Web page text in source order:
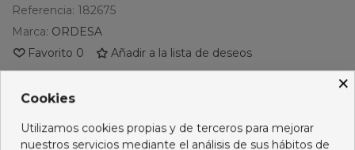
Referencia: 182675
Marca: ORDESA
Favorito 0 Añadir a la lista de deseos
PRODUCTOS RELACIONADOS
No hay artículos
×
Cookies
Utilizamos cookies propias y de terceros para mejorar
nuestros servicios mediante el análisis de sus hábitos de